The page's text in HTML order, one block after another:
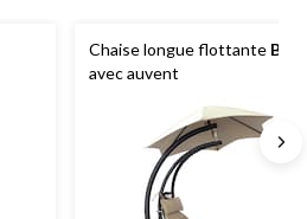
Chaise longue flottante
avec auvent